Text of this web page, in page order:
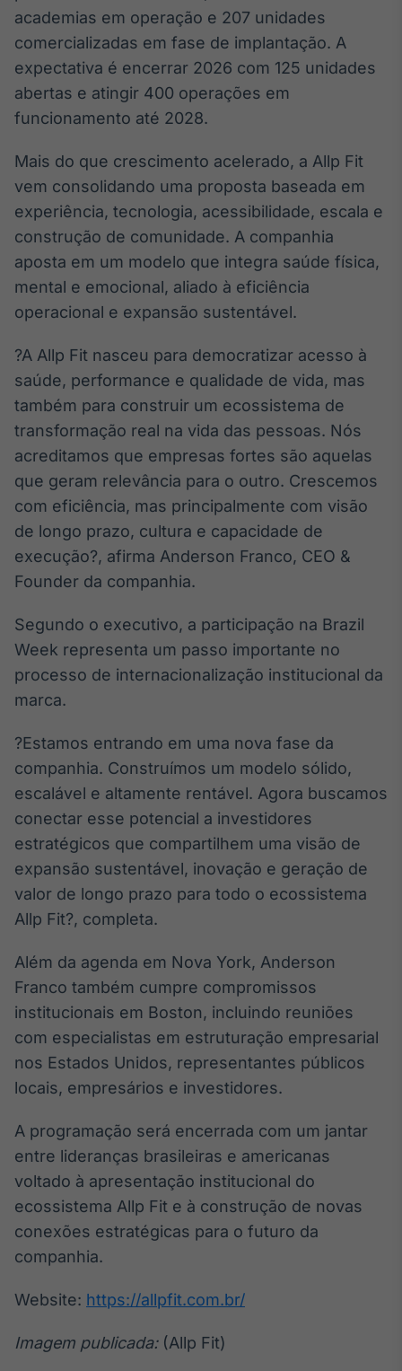
Tokenização
de ativos
Em breve
Crédito
Em breve
academias em operação e 207 unidades
comercializadas em fase de implantação. A
expectativa é encerrar 2026 com 125 unidades
abertas e atingir 400 operações em
funcionamento até 2028.
Mais do que crescimento acelerado, a Allp Fit
vem consolidando uma proposta baseada em
experiência, tecnologia, acessibilidade, escala e
construção de comunidade. A companhia
aposta em um modelo que integra saúde física,
mental e emocional, aliado à eficiência
operacional e expansão sustentável.
?A Allp Fit nasceu para democratizar acesso à
saúde, performance e qualidade de vida, mas
também para construir um ecossistema de
transformação real na vida das pessoas. Nós
acreditamos que empresas fortes são aquelas
que geram relevância para o outro. Crescemos
com eficiência, mas principalmente com visão
de longo prazo, cultura e capacidade de
execução?, afirma Anderson Franco, CEO &
Founder da companhia.
Segundo o executivo, a participação na Brazil
Week representa um passo importante no
processo de internacionalização institucional da
marca.
?Estamos entrando em uma nova fase da
companhia. Construímos um modelo sólido,
escalável e altamente rentável. Agora buscamos
conectar esse potencial a investidores
estratégicos que compartilhem uma visão de
expansão sustentável, inovação e geração de
valor de longo prazo para todo o ecossistema
Allp Fit?, completa.
Além da agenda em Nova York, Anderson
Franco também cumpre compromissos
institucionais em Boston, incluindo reuniões
com especialistas em estruturação empresarial
nos Estados Unidos, representantes públicos
locais, empresários e investidores.
A programação será encerrada com um jantar
entre lideranças brasileiras e americanas
voltado à apresentação institucional do
ecossistema Allp Fit e à construção de novas
conexões estratégicas para o futuro da
companhia.
Website: https://allpfit.com.br/
Imagem publicada:(Allp Fit)